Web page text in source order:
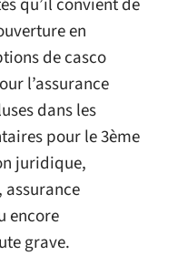
qu’il convient de
en
de casco
l’assurance
dans les
pour le 3ème
juridique,
encore
grave.